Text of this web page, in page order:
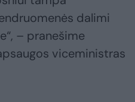
dalimi
– pranešime
viceministras